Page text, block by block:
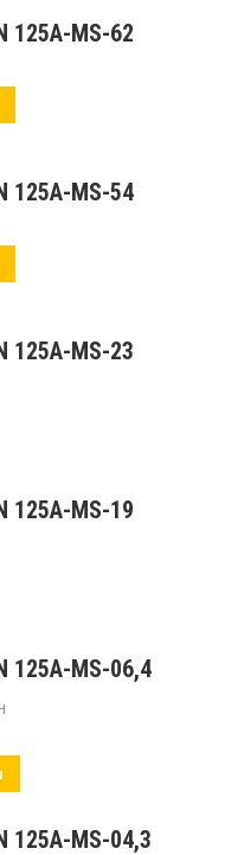
125A-MS-62
125A-MS-54
125A-MS-23
125A-MS-19
125A-MS-06,4
125A-MS-04,3